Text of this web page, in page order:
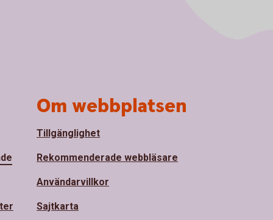
Om webbplatsen
Tillgänglighet
Rekommenderade webbläsare
Användarvillkor
Sajtkarta